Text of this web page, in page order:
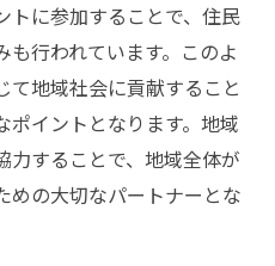
トに参加することで、住民
行われています。このよ
て地域社会に貢献すること
イントとなります。地域
力することで、地域全体が
めの大切なパートナーとな